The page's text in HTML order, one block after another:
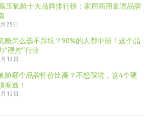
压氧舱十大品牌排行榜：家用商用靠谱品牌
25日
舱怎么选不踩坑？90%的人都中招！这个品
“硬控”行业
13日
舱哪个品牌性价比高？不想踩坑，这4个硬
看透！
12日